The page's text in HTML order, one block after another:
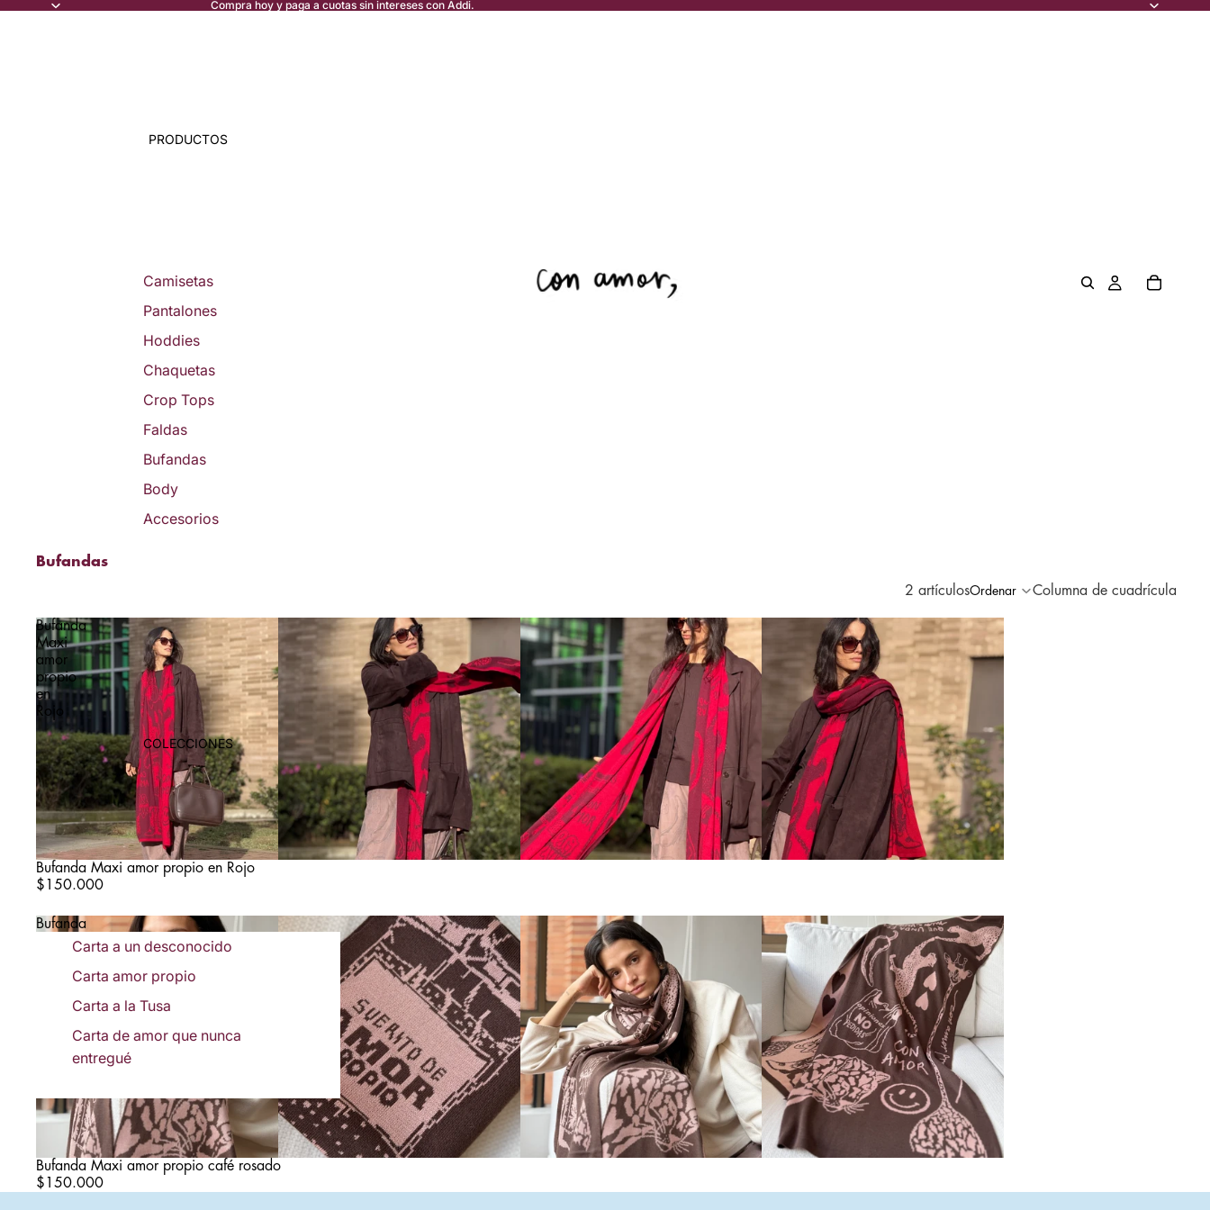
Compra hoy y paga a cuotas sin intereses con Addi.
PRODUCTOS
Camisetas
Pantalones
Hoddies
Chaquetas
Crop Tops
Faldas
Bufandas
Body
Accesorios
COLECCIONES
Carta a un desconocido
Carta amor propio
Carta a la Tusa
Carta de amor que nunca
entregué
Bufandas
2 artículosOrdenar Columna de cuadrícula
Bufanda
Maxi
amor
propio
en
Rojo
Bufanda Maxi amor propio en Rojo
$150.000
Bufanda
propio
rosado
Bufanda Maxi amor propio café rosado
$150.000